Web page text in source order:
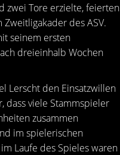
zwei Tore erzielte, feierten
des ASV.
seinem ersten
dreieinhalb Wochen
Lerscht den Einsatzwillen
dass viele Stammspieler
zusammen
im spielerischen
Laufe des Spieles waren